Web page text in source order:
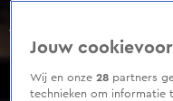
Aflevering
of
seconds
Jouw
Wij en onze28 partners
technieken om informatie